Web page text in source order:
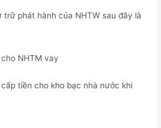
trữ phát hành của NHTW sau đây là
NHTM vay
tiền cho kho bạc nhà nước khi